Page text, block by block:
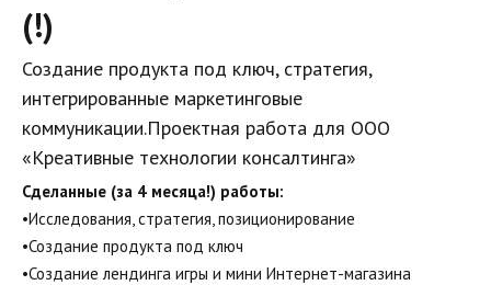
(!)
Создание продукта под ключ, стратегия,
интегрированные маркетинговые
коммуникации.Проектная работа для ООО
«Креативные технологии консалтинга»
Сделанные (за 4 месяца!) работы:
•Исследования, стратегия, позиционирование
•Создание продукта под ключ
•Создание лендинга игры и мини Интернет-магазина